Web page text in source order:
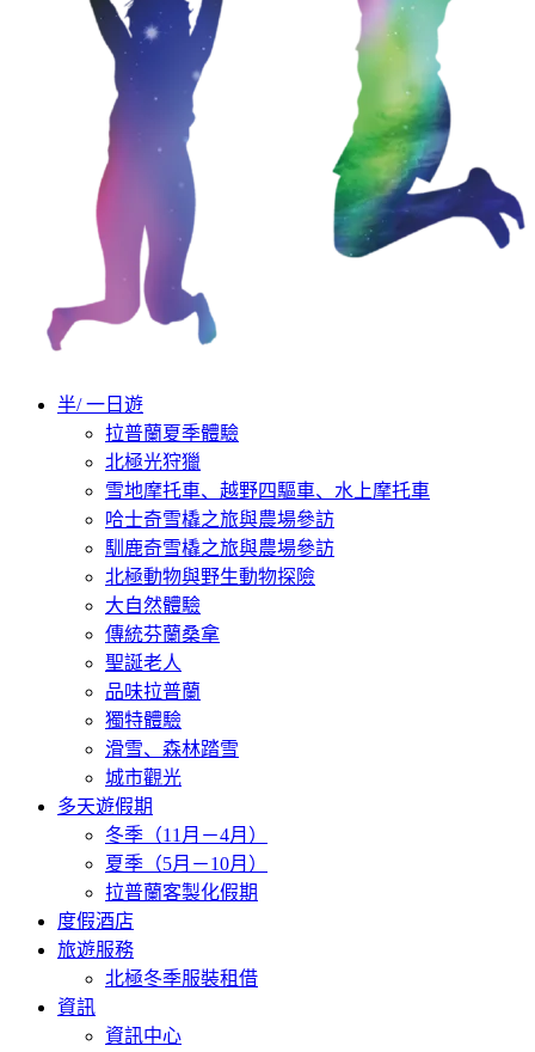
半/ 一日遊
拉普蘭夏季體驗
北極光狩獵
雪地摩托車、越野四驅車、水上摩托車
哈士奇雪橇之旅與農場參訪
馴鹿奇雪橇之旅與農場參訪
北極動物與野生動物探險
大自然體驗
傳統芬蘭桑拿
聖誕老人
品味拉普蘭
獨特體驗
滑雪、森林踏雪
城市觀光
多天遊假期
冬季（11月－4月）
夏季（5月－10月）
拉普蘭客製化假期
度假酒店
旅遊服務
北極冬季服裝租借
資訊
資訊中心